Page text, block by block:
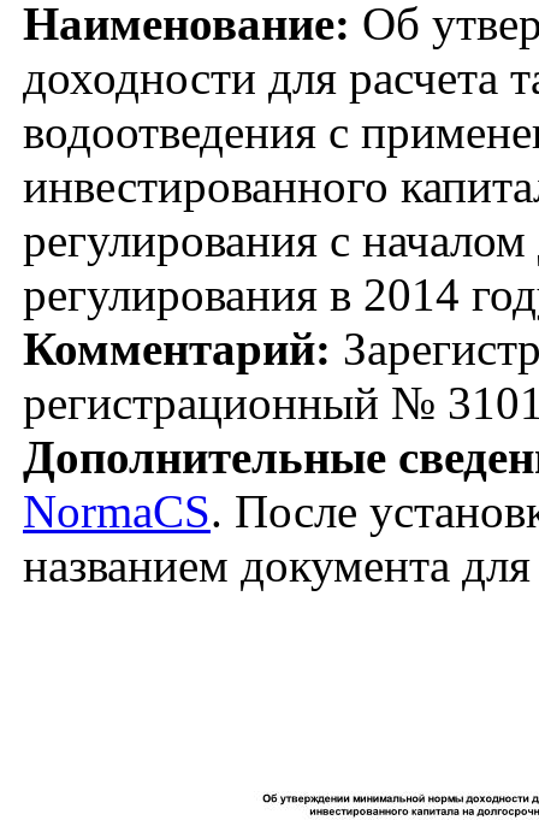
Наименование: Об
доходности для расчета
водоотведения с
инвестированного
регулирования с
регулирования в 2014
Комментарий:
регистрационный №
Дополнительные
NormaCS. После
названием документа